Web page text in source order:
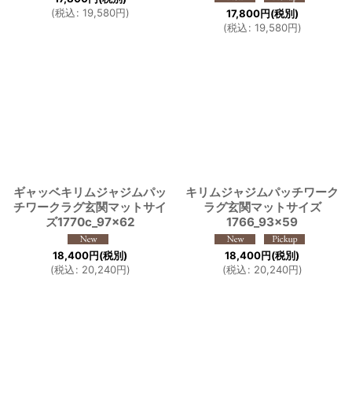
(税込: 19,580円) 17,800円(税別)
(税込: 19,580円)
ギャッベキリムジャジムパッ
チワークラグ玄関マットサイ
ズ1770c_97×62
18,400円(税別)
(税込: 20,240円)
キリムジャジムパッチワーク
ラグ玄関マットサイズ
1766_93×59
18,400円(税別)
(税込: 20,240円)